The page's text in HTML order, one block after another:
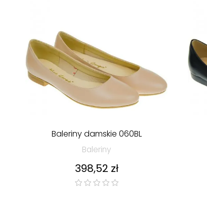
Baleriny damskie 060BL
Baleriny
Cena
398,52 zł